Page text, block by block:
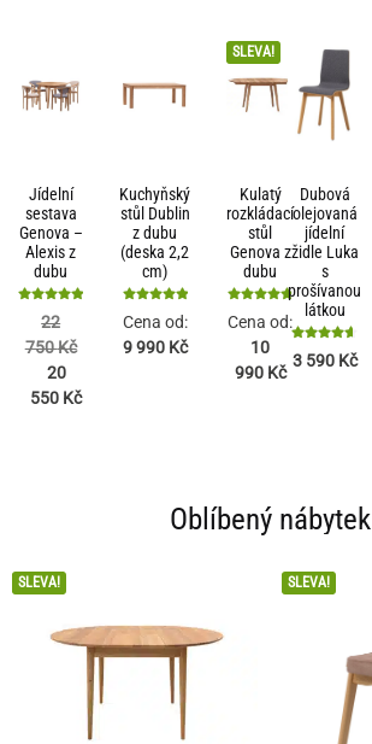
Jídelní
sestava
Genova –
Alexis z
dubu
5
z 5
22
750Kč
20
550 Kč
Kuchyňský
stůl Dublin
z dubu
(deska 2,2
cm)
5
z 5
Cena od:
9 990 Kč
SLEVA!
Kulatý
rozkládací
stůl
Genova z
dubu
4.84
z 5
Cena od:
10
990 Kč
Dubová
olejovaná
jídelní
židle Luka
s
prošívanou
látkou
4.67
3 590 Kč
Oblíbený nábytek
SLEVA! SLEVA!